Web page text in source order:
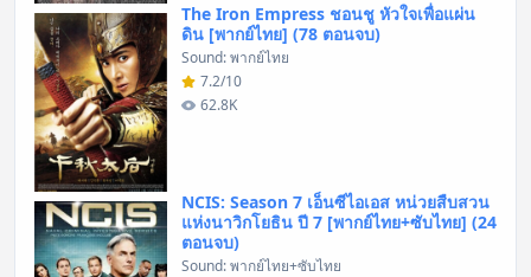
The Iron Empress ชอนชู หัวใจเพื่อแผ่น
ดิน [พากย์ไทย] (78 ตอนจบ)
Sound: พากย์ไทย
7.2/10
62.8K
NCIS: Season 7 เอ็นซีไอเอส หน่วยสืบสวน
แห่งนาวิกโยธิน ปี 7 [พากย์ไทย+ซับไทย] (24
ตอนจบ)
Sound: พากย์ไทย+ซับไทย